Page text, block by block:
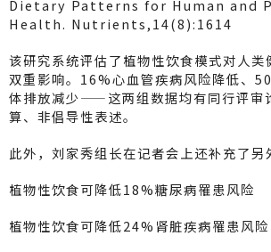
Dietary Patterns for Human and
Health. Nutrients,14(8):1614
该研究系统评估了植物性饮食模式对人类
双重影响。16%心血管疾病风险降低、
体排放减少——这两组数据均有同行评审
算、非倡导性表述。
此外，刘家秀组长在记者会上还补充了另
植物性饮食可降低18%糖尿病罹患风险
植物性饮食可降低24%肾脏疾病罹患风险